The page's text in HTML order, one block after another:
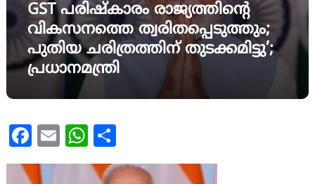
GST പരിഷ്കാരം രാജ്യത്തിന്റെ
വികസനത്തെ ത്വരിതപ്പെടുത്തും;
പുതിയ ചരിത്രത്തിന് തുടക്കമിട്ടു’;
പ്രധാനമന്ത്രി
Facebook
Email WhatsApp